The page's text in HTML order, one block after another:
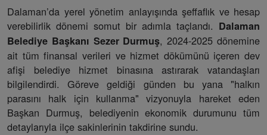
Dalaman’da yerel yönetim anlayışında şeffaflık ve hesap
verebilirlik dönemi somut bir adımla taçlandı. Dalaman
Belediye Başkanı Sezer Durmuş, 2024-2025 dönemine
ait tüm finansal verileri ve hizmet dökümünü içeren dev
afişi belediye hizmet binasına astırarak vatandaşları
bilgilendirdi. Göreve geldiği günden bu yana "halkın
parasını halk için kullanma" vizyonuyla hareket eden
Başkan Durmuş, belediyenin ekonomik durumunu tüm
detaylarıyla ilçe sakinlerinin takdirine sundu.